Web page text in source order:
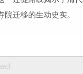
院迁移的生动史实。